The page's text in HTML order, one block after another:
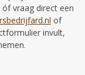
vraag direct een
of
invult,